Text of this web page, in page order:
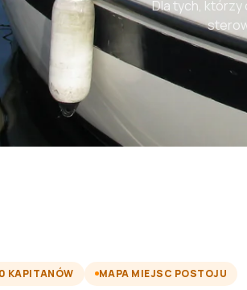
Dla tych, którzy
KAPITANÓW MAPA MIEJSC POSTOJU